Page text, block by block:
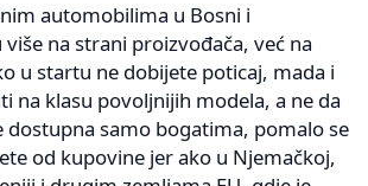
automobilima u Bosni i
na strani proizvođača, već na
u startu ne dobijete poticaj, mada i
na klasu povoljnijih modela, a ne da
dostupna samo bogatima, pomalo se
od kupovine jer ako u Njemačkoj,